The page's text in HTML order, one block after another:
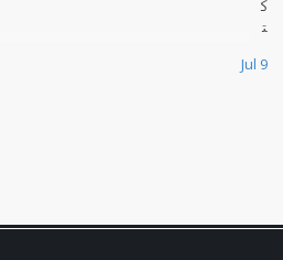
ك
ت
ر
Jul 9